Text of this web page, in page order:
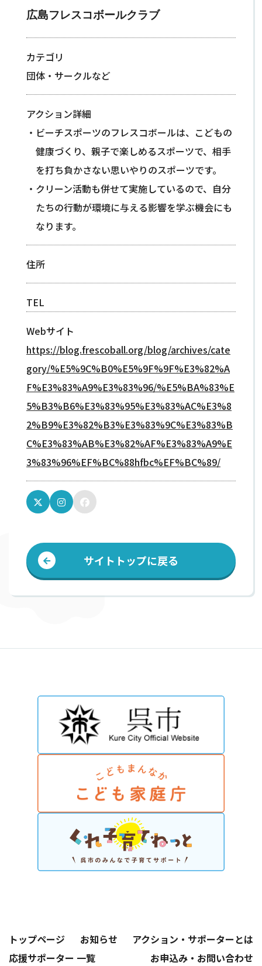
広島フレスコボールクラブ
カテゴリ
団体・サークルなど
アクション詳細
ビーチスポーツのフレスコボールは、こどもの
健康づくり、親子で楽しめるスポーツで、相手
を打ち負かさない思いやりのスポーツです。
クリーン活動も併せて実施しているので、自分
たちの行動が環境に与える影響を学ぶ機会にも
なります。
住所
TEL
Webサイト
https://blog.frescoball.org/blog/archives/cate
gory/%E5%9C%B0%E5%9F%9F%E3%82%A
F%E3%83%A9%E3%83%96/%E5%BA%83%E
5%B3%B6%E3%83%95%E3%83%AC%E3%8
2%B9%E3%82%B3%E3%83%9C%E3%83%B
C%E3%83%AB%E3%82%AF%E3%83%A9%E
3%83%96%EF%BC%88hfbc%EF%BC%89/
サイトトップに戻る
トップページ お知らせ
アクション・サポーターとは
応援サポーター 一覧
お申込み・お問い合わせ